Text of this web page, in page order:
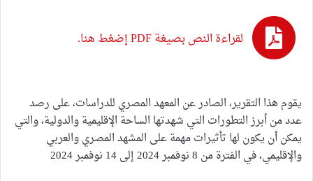
لقراءة النص بصيغة PDF إضغط هنا.
يقوم هذا التقرير، الصادر عن المعهد المصري للدراسات، على رصد
عدد من أبرز التطورات التي شهدتها الساحة الإقليمية والدولية، والتي
يمكن أن يكون لها تأثيرات مهمة على المشهد المصري والعربي
والإقليمي، في الفترة من 8 نوفمبر 2024 إلى 14 نوفمبر 2024